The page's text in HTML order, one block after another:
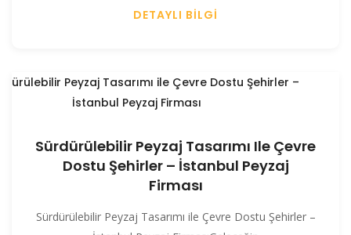
DETAYLI BİLGİ
Sürdürülebilir Peyzaj Tasarımı Ile Çevre
Dostu Şehirler – İstanbul Peyzaj
Firması
Sürdürülebilir Peyzaj Tasarımı ile Çevre Dostu Şehirler –